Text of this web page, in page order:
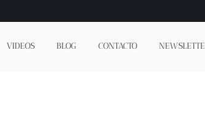
VIDEOS BLOG CONTACTO